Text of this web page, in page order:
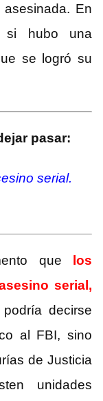
En
si hubo una
se logró su
pasar:
serial.
que los
serial,
decirse
al FBI, sino
de Justicia
unidades